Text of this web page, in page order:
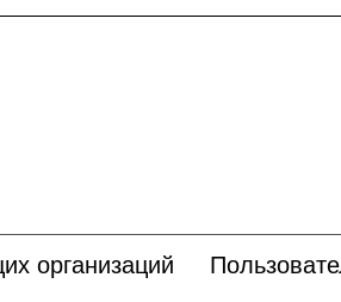
организаций